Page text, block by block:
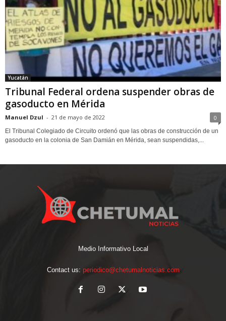
Yucatán
Tribunal Federal ordena suspender obras de
gasoducto en Mérida
Manuel Dzul - 21 de mayo de 2022 0
El Tribunal Colegiado de Circuito ordenó que las obras de construcción de un
gasoducto en la colonia de San Damián en Mérida, sean suspendidas,...
Medio Informativo Local
Contact us: periodico@chetumalnoticias.com